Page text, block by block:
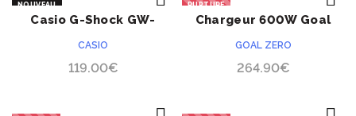
NOUVEAU
ACHETER
Casio G-Shock GW-
CASIO
119.00€
RUPTURE
ACHETER
Chargeur 600W Goal
GOAL ZERO
264.90€